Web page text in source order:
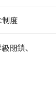
度
閉鎖、